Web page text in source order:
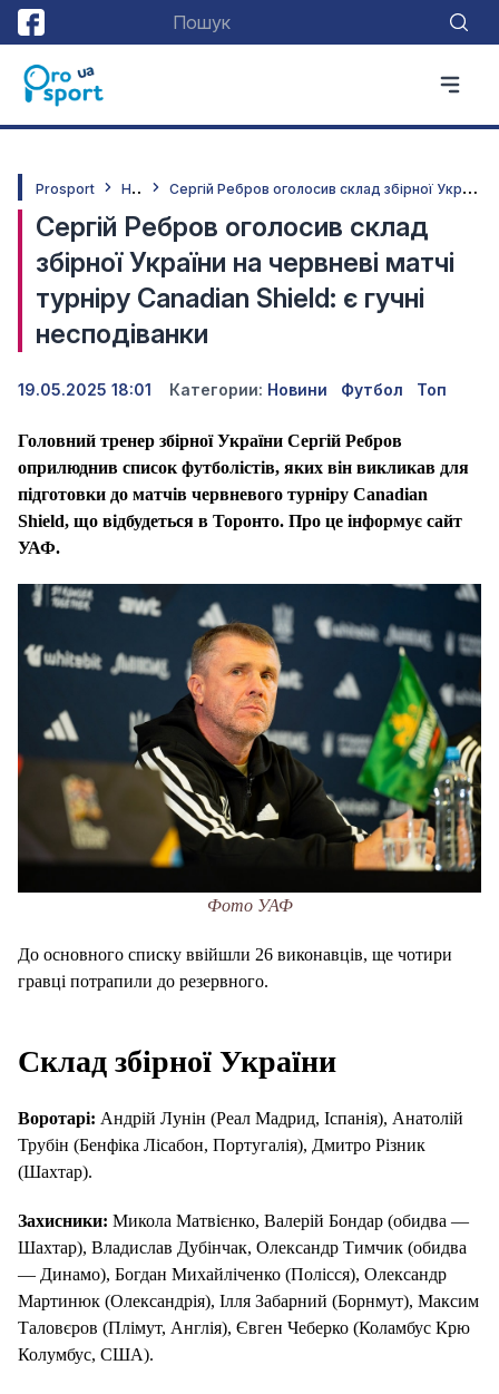
Prosport Н
овини С
ергій Ребров оголосив склад збірної України на червневі матчі турніру Canadian Shield: є гучні несподіванки
Сергій Ребров оголосив склад
збірної України на червневі матчі
турніру Canadian Shield: є гучні
несподіванки
19.05.2025 18:01 Категории: Новини Футбол Топ
Головний тренер збірної України Сергій Ребров
оприлюднив список футболістів, яких він викликав для
підготовки до матчів червневого турніру Canadian
Shield, що відбудеться в Торонто. Про це інформує сайт
УАФ.
Фото УАФ
До основного списку ввійшли 26 виконавців, ще чотири
гравці потрапили до резервного.
Склад збірної України
Воротарі: Андрій Лунін (Реал Мадрид, Іспанія), Анатолій
Трубін (Бенфіка Лісабон, Португалія), Дмитро Різник
(Шахтар).
Захисники: Микола Матвієнко, Валерій Бондар (обидва —
Шахтар), Владислав Дубінчак, Олександр Тимчик (обидва
— Динамо), Богдан Михайліченко (Полісся), Олександр
Мартинюк (Олександрія), Ілля Забарний (Борнмут), Максим
Таловєров (Плімут, Англія), Євген Чеберко (Коламбус Крю
Колумбус, США).